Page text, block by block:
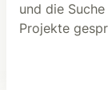
und die
Projekte